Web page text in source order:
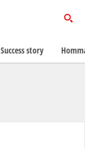
Success story